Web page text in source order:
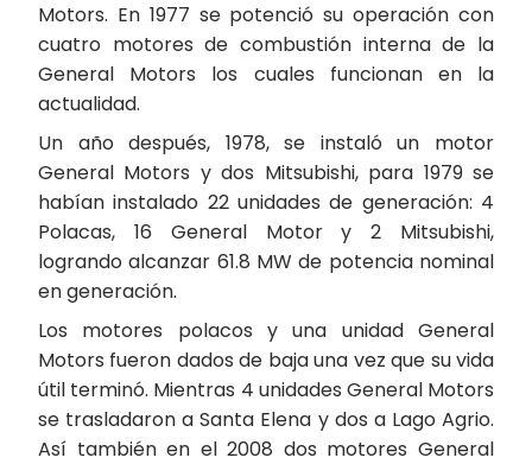
Motors. En 1977 se potenció su operación con
cuatro motores de combustión interna de la
General Motors los cuales funcionan en la
actualidad.
Un año después, 1978, se instaló un motor
General Motors y dos Mitsubishi, para 1979 se
habían instalado 22 unidades de generación: 4
Polacas, 16 General Motor y 2 Mitsubishi,
logrando alcanzar 61.8 MW de potencia nominal
en generación.
Los motores polacos y una unidad General
Motors fueron dados de baja una vez que su vida
útil terminó. Mientras 4 unidades General Motors
se trasladaron a Santa Elena y dos a Lago Agrio.
Así también en el 2008 dos motores General